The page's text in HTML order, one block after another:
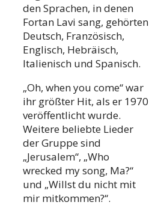
den Sprachen, in denen
Fortan Lavi sang, gehörten
Deutsch, Französisch,
Englisch, Hebräisch,
Italienisch und Spanisch.
„Oh, when you come“ war
ihr größter Hit, als er 1970
veröffentlicht wurde.
Weitere beliebte Lieder
der Gruppe sind
„Jerusalem“, „Who
wrecked my song, Ma?“
und „Willst du nicht mit
mir mitkommen?“.